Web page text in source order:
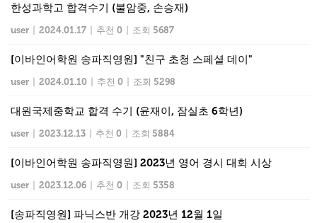
한성과학고 합격수기 (불암중, 손승재)
user | 2024.01.17 | 추천 0 | 조회 5687
[이바인어학원 송파직영원] "친구 초청 스페셜 데이"
user | 2024.01.10 | 추천 0 | 조회 5298
대원국제중학교 합격 수기 (윤재이, 잠실초 6학년)
user | 2023.12.13 | 추천 0 | 조회 5884
[이바인어학원 송파직영원] 2023년 영어 경시 대회 시상
user | 2023.12.06 | 추천 0 | 조회 5358
[송파직영원] 파닉스반 개강 2023년 12월 1일